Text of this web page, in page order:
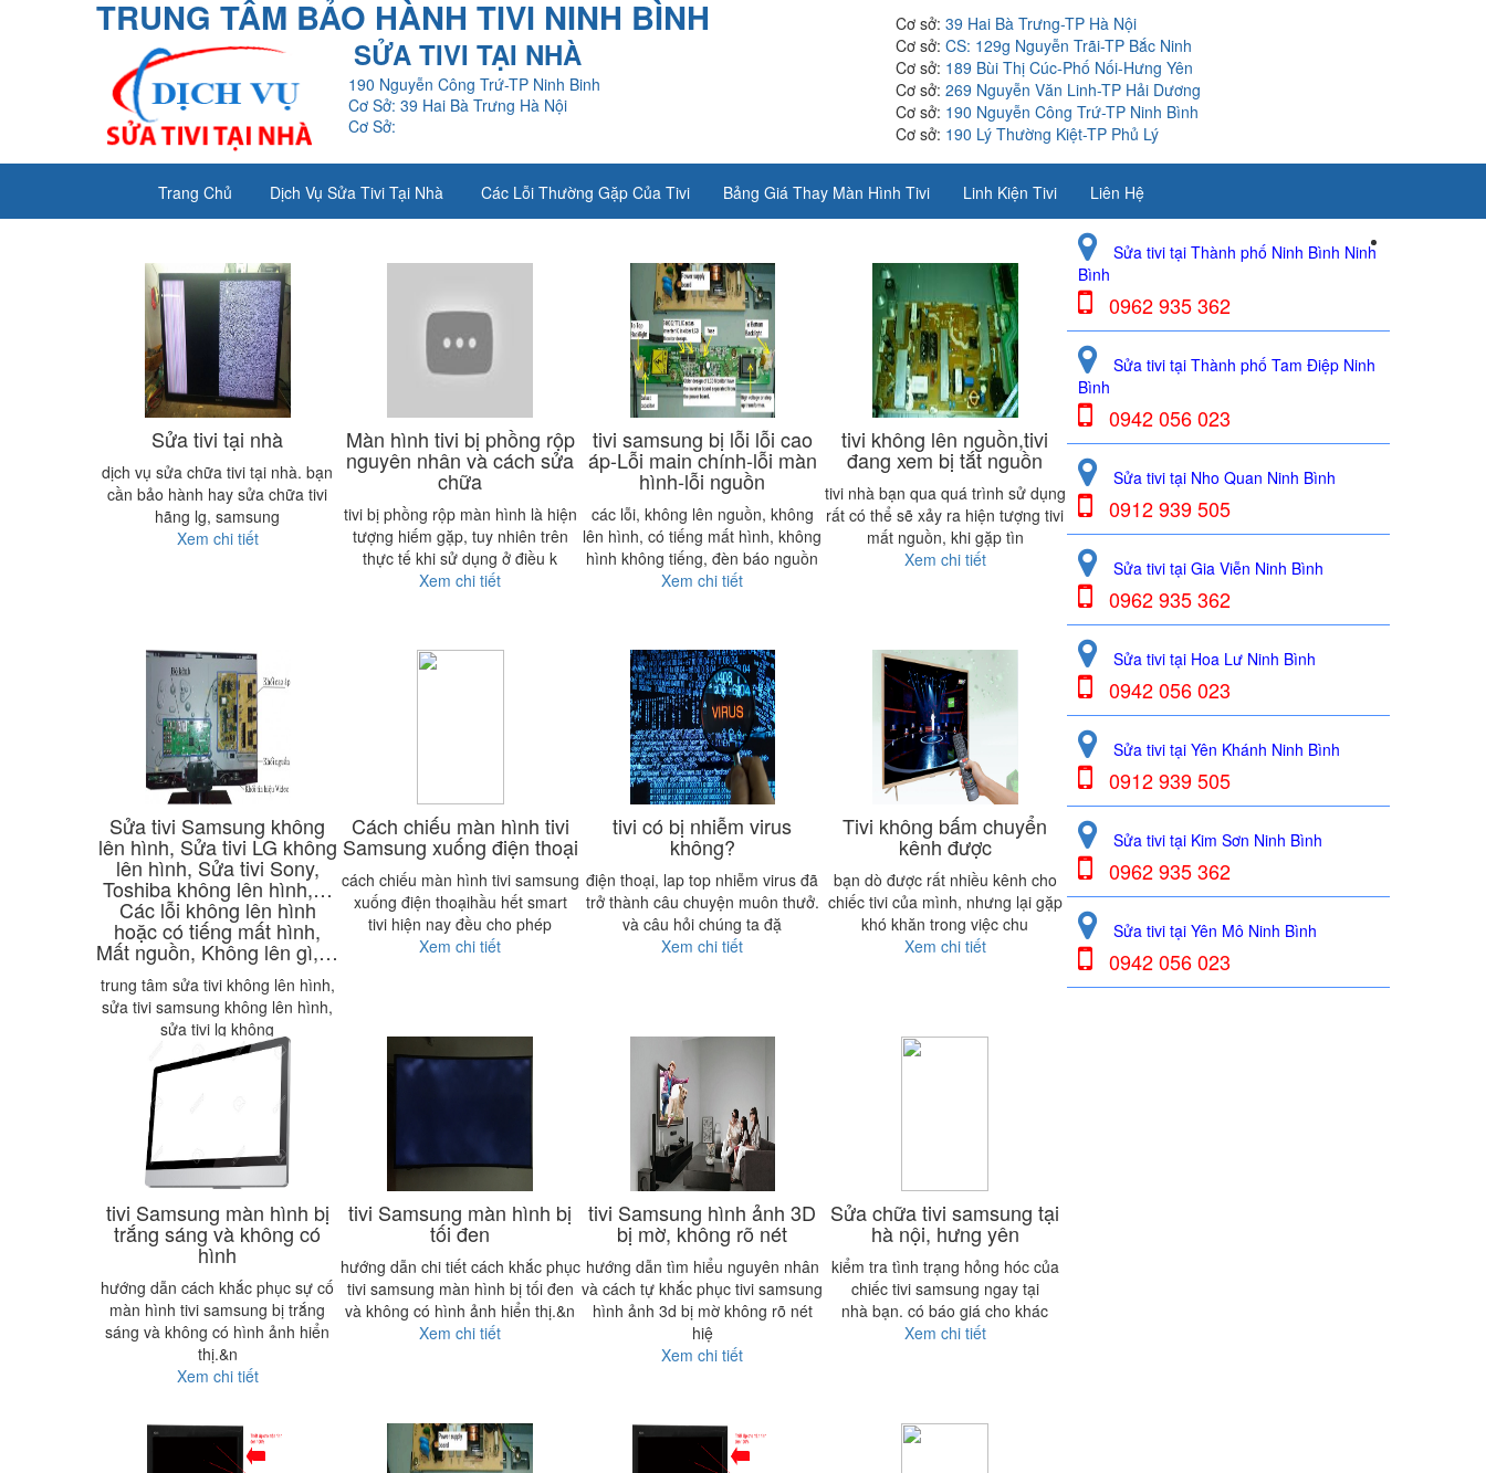
TRUNG TÂM BẢO HÀNH TIVI NINH BÌNH
SỬA TIVI TẠI NHÀ
190 Nguyễn Công Trứ-TP Ninh Binh
Cơ Sở: 39 Hai Bà Trưng Hà Nội
Cơ Sở:
Cơ sở: 39 Hai Bà Trưng-TP Hà Nội
Cơ sở: CS: 129g Nguyễn Trãi-TP Bắc Ninh
Cơ sở: 189 Bùi Thị Cúc-Phố Nối-Hưng Yên
Cơ sở: 269 Nguyễn Văn Linh-TP Hải Dương
Cơ sở: 190 Nguyễn Công Trứ-TP Ninh Bình
Cơ sở: 190 Lý Thường Kiệt-TP Phủ Lý
Trang Chủ Dịch Vụ Sửa Tivi Tại Nhà Các Lỗi Thường Gặp Của Tivi Bảng Giá Thay Màn Hình Tivi Linh Kiện Tivi Liên Hệ
Sửa tivi tại nhà
dịch vụ sửa chữa tivi tại nhà. bạn
cần bảo hành hay sửa chữa tivi
hãng lg, samsung
Xem chi tiết
Màn hình tivi bị phồng rộp
nguyên nhân và cách sửa
chữa
tivi bị phồng rộp màn hình là hiện
tượng hiếm gặp, tuy nhiên trên
thực tế khi sử dụng ở điều k
Xem chi tiết
tivi samsung bị lỗi lỗi cao
áp-Lỗi main chính-lỗi màn
hình-lỗi nguồn
các lỗi, không lên nguồn, không
lên hình, có tiếng mất hình, không
hình không tiếng, đèn báo nguồn
Xem chi tiết
tivi không lên nguồn,tivi
đang xem bị tắt nguồn
tivi nhà bạn qua quá trình sử dụng
rất có thể sẽ xảy ra hiện tượng tivi
mất nguồn, khi gặp tìn
Xem chi tiết
Sửa tivi Samsung không
lên hình, Sửa tivi LG không
lên hình, Sửa tivi Sony,
Toshiba không lên hình,…
Các lỗi không lên hình
hoặc có tiếng mất hình,
Mất nguồn, Không lên gì,…
trung tâm sửa tivi không lên hình,
sửa tivi samsung không lên hình,
sửa tivi lg không
Xem chi tiết
Cách chiếu màn hình tivi
Samsung xuống điện thoại
cách chiếu màn hình tivi samsung
xuống điện thoạihầu hết smart
tivi hiện nay đều cho phép
Xem chi tiết
tivi có bị nhiễm virus
không?
điện thoại, lap top nhiễm virus đã
trở thành câu chuyện muôn thưở.
và câu hỏi chúng ta đặ
Xem chi tiết
Tivi không bấm chuyển
kênh được
bạn dò được rất nhiều kênh cho
chiếc tivi của mình, nhưng lại gặp
khó khăn trong việc chu
Xem chi tiết
tivi Samsung màn hình bị
trắng sáng và không có
hình
hướng dẫn cách khắc phục sự cố
màn hình tivi samsung bị trắng
sáng và không có hình ảnh hiển
thị.&n
Xem chi tiết
tivi Samsung màn hình bị
tối đen
hướng dẫn chi tiết cách khắc phục
tivi samsung màn hình bị tối đen
và không có hình ảnh hiển thị.&n
Xem chi tiết
tivi Samsung hình ảnh 3D
bị mờ, không rõ nét
hướng dẫn tìm hiểu nguyên nhân
và cách tự khắc phục tivi samsung
hình ảnh 3d bị mờ không rõ nét
hiệ
Xem chi tiết
Sửa chữa tivi samsung tại
hà nội, hưng yên
kiểm tra tình trạng hỏng hóc của
chiếc tivi samsung ngay tại
nhà bạn. có báo giá cho khác
Xem chi tiết
Sửa tivi tại Thành phố Ninh Bình Ninh
Bình
0962 935 362
Sửa tivi tại Thành phố Tam Điệp Ninh
Bình
0942 056 023
Sửa tivi tại Nho Quan Ninh Bình
0912 939 505
Sửa tivi tại Gia Viễn Ninh Bình
0962 935 362
Sửa tivi tại Hoa Lư Ninh Bình
0942 056 023
Sửa tivi tại Yên Khánh Ninh Bình
0912 939 505
Sửa tivi tại Kim Sơn Ninh Bình
0962 935 362
Sửa tivi tại Yên Mô Ninh Bình
0942 056 023